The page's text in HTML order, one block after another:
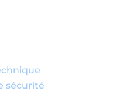
sécurité